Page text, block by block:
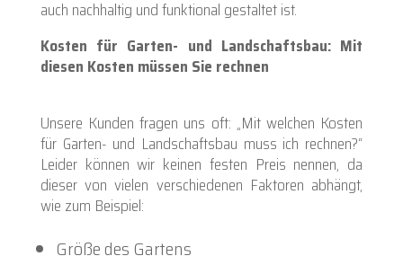
auch nachhaltig und funktional gestaltet ist.
Kosten für Garten- und Landschaftsbau: Mit
diesen Kosten müssen Sie rechnen
Unsere Kunden fragen uns oft: „Mit welchen Kosten
für Garten- und Landschaftsbau muss ich rechnen?“
Leider können wir keinen festen Preis nennen, da
dieser von vielen verschiedenen Faktoren abhängt,
wie zum Beispiel:
Größe des Gartens